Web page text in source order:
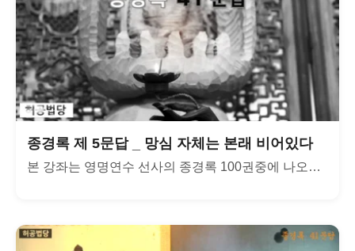
종경록 제 5문답 _ 망심 자체는 본래 비어있다
본 강좌는 영명연수 선사의 종경록 100권중에 나오는 300문...